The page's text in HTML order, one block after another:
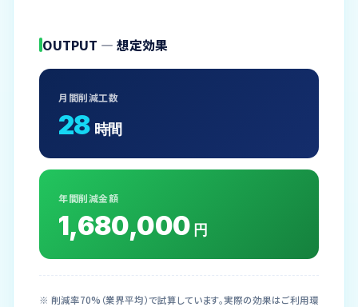
OUTPUT — 想定効果
月間削減工数
28 時間
年間削減金額
1,680,000 円
※ 削減率70%（業界平均）で試算しています。実際の効果はご利用環